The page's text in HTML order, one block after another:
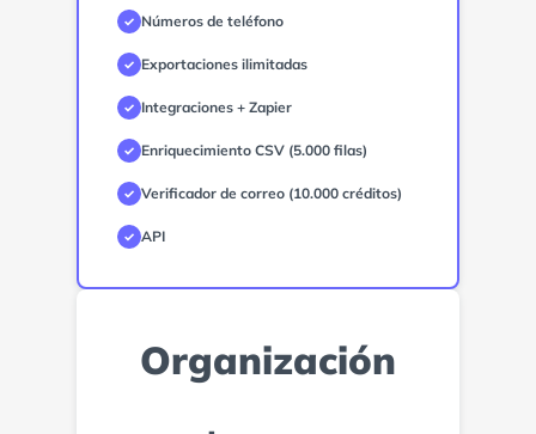
✓ Números de teléfono
✓ Exportaciones ilimitadas
✓ Integraciones + Zapier
✓ Enriquecimiento CSV (5.000 filas)
✓ Verificador de correo (10.000 créditos)
✓ API
Organización